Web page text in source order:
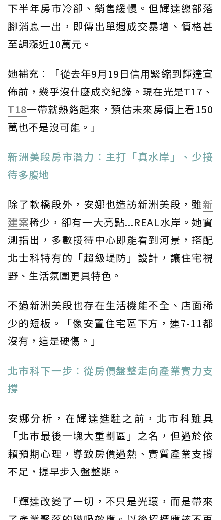
下半年房市冷卻、銷售緩慢。但輝達總部落
腳消息一出，即傳出單週成交暴增、價格甚
至調漲近10萬元。
她補充：「從去年9月19日信用緊縮到輝達宣
佈前，幾乎沒什麼成交紀錄。現在光是T17、
T18一帶就熱絡起來，預估未來房價上看150
萬也不是沒可能。」
新洲美段房市潛力：主打「真水岸」、少接
待多腹地
除了軟橋段外，安娜也造訪新洲美段，雖新
建案稀少，卻有一大亮點...REAL水岸。她實
測指出，多數接待中心即能看到河景，搭配
北士科特有的「超級堤防」設計，讓住宅視
野、生活氛圍更具特色。
不過新洲美段也存在生活機能不全、店面稀
少的短板。「像安置住宅區下方，連7-11都
沒有，這是硬傷。」
北市科下一步：從房價盤整走向產業實力支
撐
安娜分析，在輝達進駐之前，北市科雖具
「北市最後一塊大重劃區」之名，但過於依
賴預期心理，導致房價過熱、實質產業支撐
不足，提早步入盤整期。
「輝達改變了一切，不只是光環，而是帶來